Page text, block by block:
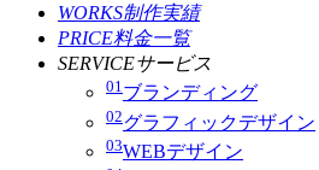
WORKS制作実績
PRICE料金一覧
SERVICEサービス
01ブランディング
02グラフィックデザイン
03WEBデザイン